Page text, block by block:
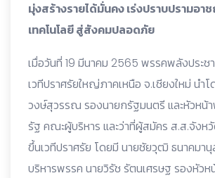
มุ่งสร้างรายได้มั่นคง เร่งปราบปรามอา
เทคโนโลยี สู่สังคมปลอดภัย
เมื่อวันที่ 19 มีนาคม 2565 พรรคพลังประ
เวทีปราศรัยใหญ่ภาคเหนือ จ.เชียงใหม่ นำ
วงษ์สุวรรณ รองนายกรัฐมนตรี และหัวหน้
รัฐ คณะผู้บริหาร และว่าที่ผู้สมัคร ส.ส.จังหวั
ขึ้นเวทีปราศรัย โดยมี นายชัยวุฒิ ธนาคมา
บริหารพรรค นายวิรัช รัตนเศรษฐ รองหัวห